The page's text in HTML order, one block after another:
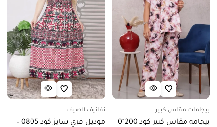
بيجامات مقاس كبير
بيجامه مقاس كبير كود 01200
نفانيف الصيف
موديل فري سايز كود 0805 –